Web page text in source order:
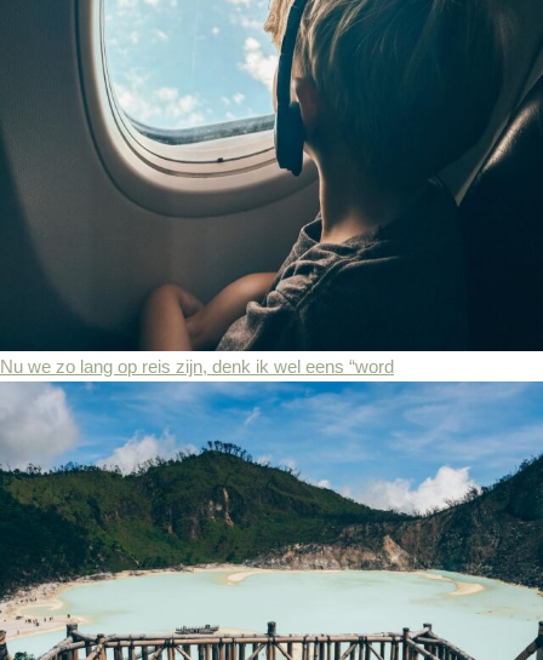
Nu we zo lang op reis zijn, denk ik wel eens “word